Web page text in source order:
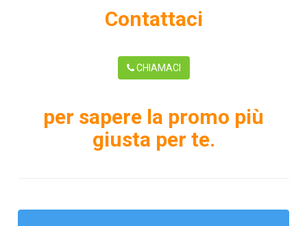
Contattaci
CHIAMACI
per sapere la promo più
giusta per te.